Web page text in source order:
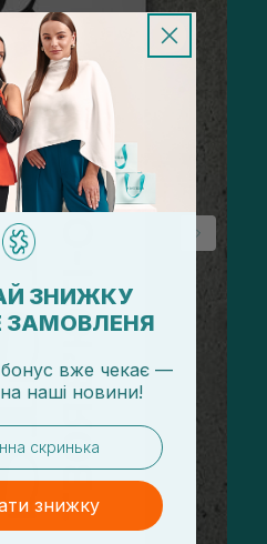
ЗНИЖКУ
ЗАМОВЛЕНЯ
бонус вже чекає —
на наші новини!
знижку